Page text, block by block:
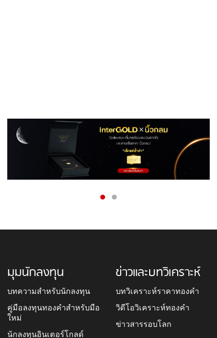
มุมนักลงทุน
บทความสำหรับนักลงทุน
คู่มือลงทุนทองคำสำหรับมือ
ใหม่
นักลงทุนอินเตอร์โกลด์
ข่าวและบทวิเคราะห์
บทวิเคราะห์ราคาทองคำ
วิดีโอวิเคราะห์ทองคำ
ข่าวสารรอบโลก